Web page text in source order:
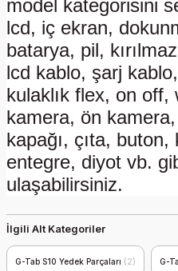
model kategorisini
lcd, iç ekran,
batarya, pil,
lcd kablo, şarj
kulaklık flex, on
kamera, ön
kapağı, çıta,
entegre, diyot vb.
ulaşabilirsiniz.
İlgili Alt Kategoriler
G-Tab S10 Yedek Parçaları (2) G-